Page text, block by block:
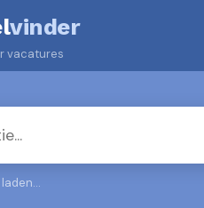
vinder
vacatures
laden...